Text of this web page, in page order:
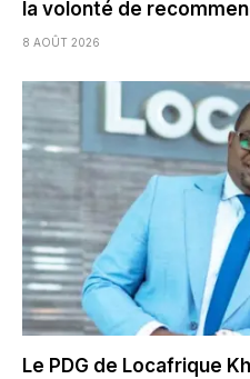
la volonté de
8 AOÛT 2026
Le PDG de Locafrique